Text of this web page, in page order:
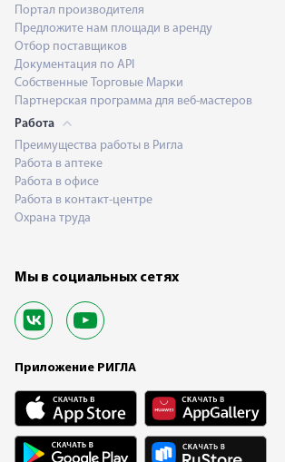
Портал производителя
Предложите нам площади в аренду
Отбор поставщиков
Документация по API
Собственные Торговые Марки
Партнерская программа для веб-мастеров
Работа
Преимущества работы в Ригла
Работа в аптеке
Работа в офисе
Работа в контакт-центре
Охрана труда
Мы в социальных сетях
Приложение РИГЛА